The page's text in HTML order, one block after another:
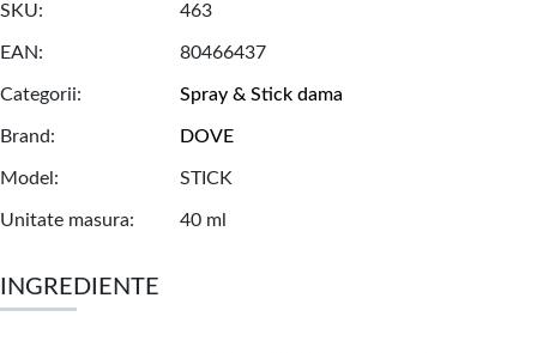
SKU 463
EAN 80466437
Categorii Spray & Stick dama
Brand DOVE
Model STICK
Unitate masura 40 ml
INGREDIENTE